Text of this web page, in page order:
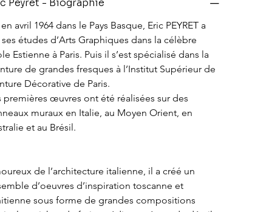
Peyret - Biographie
avril 1964 dans le Pays Basque, Eric PEYRET a
études d’Arts Graphiques dans la célèbre
Estienne à Paris. Puis il s’est spécialisé dans la
de grandes fresques à l’Institut Supérieur de
Décorative de Paris.
premières œuvres ont été réalisées sur des
muraux en Italie, au Moyen Orient, en
et au Brésil.
de l’architecture italienne, il a créé un
d’oeuvres d’inspiration toscanne et
sous forme de grandes compositions